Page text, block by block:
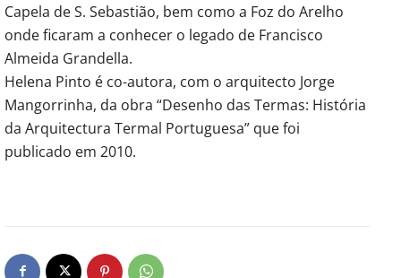
Capela de S. Sebastião, bem como a Foz do Arelho
onde ficaram a conhecer o legado de Francisco
Almeida Grandella.
Helena Pinto é co-autora, com o arquitecto Jorge
Mangorrinha, da obra “Desenho das Termas: História
da Arquitectura Termal Portuguesa” que foi
publicado em 2010.